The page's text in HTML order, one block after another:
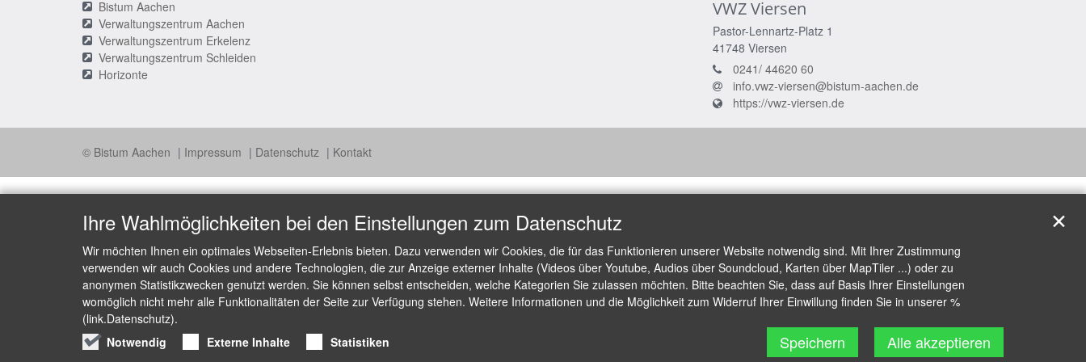
Bistum Aachen
Verwaltungszentrum Aachen
Verwaltungszentrum Erkelenz
Verwaltungszentrum Schleiden
Horizonte
VWZ Viersen
Pastor-Lennartz-Platz 1
41748 Viersen
0241/ 44620 60
info.vwz-viersen@bistum-aachen.de
https://vwz-viersen.de
© Bistum Aachen Impressum Datenschutz Kontakt
Ihre Wahlmöglichkeiten bei den Einstellungen zum Datenschutz
Wir möchten Ihnen ein optimales Webseiten-Erlebnis bieten. Dazu verwenden wir Cookies, die für das Funktionieren unserer Website notwendig sind. Mit Ihrer Zustimmung
verwenden wir auch Cookies und andere Technologien, die zur Anzeige externer Inhalte (Videos über Youtube, Audios über Soundcloud, Karten über MapTiler ...) oder zu
anonymen Statistikzwecken genutzt werden. Sie können selbst entscheiden, welche Kategorien Sie zulassen möchten. Bitte beachten Sie, dass auf Basis Ihrer Einstellungen
womöglich nicht mehr alle Funktionalitäten der Seite zur Verfügung stehen. Weitere Informationen und die Möglichkeit zum Widerruf Ihrer Einwillung finden Sie in unserer %
(link.Datenschutz).
Notwendig
Externe Inhalte Statistiken Speichern Alle akzeptieren
✕